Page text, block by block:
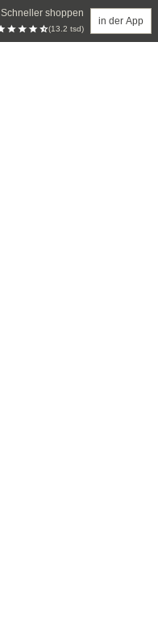
Schneller shoppen
(13.2 tsd)
in der App